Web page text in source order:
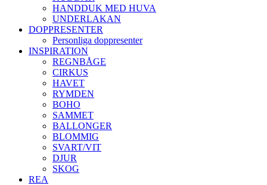
HANDDUK MED HUVA
UNDERLAKAN
DOPPRESENTER
Personliga doppresenter
INSPIRATION
REGNBÅGE
CIRKUS
HAVET
RYMDEN
BOHO
SAMMET
BALLONGER
BLOMMIG
SVART/VIT
DJUR
SKOG
REA